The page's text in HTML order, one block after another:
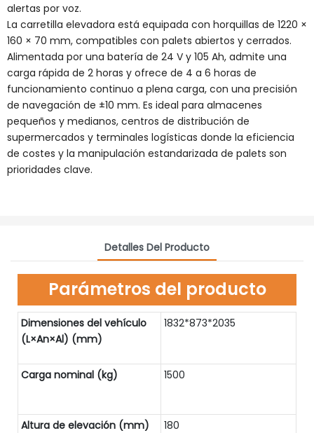
alertas por voz.
La carretilla elevadora está equipada con horquillas de 1220 ×
160 × 70 mm, compatibles con palets abiertos y cerrados.
Alimentada por una batería de 24 V y 105 Ah, admite una
carga rápida de 2 horas y ofrece de 4 a 6 horas de
funcionamiento continuo a plena carga, con una precisión
de navegación de ±10 mm. Es ideal para almacenes
pequeños y medianos, centros de distribución de
supermercados y terminales logísticas donde la eficiencia
de costes y la manipulación estandarizada de palets son
prioridades clave.
Detalles Del Producto
Parámetros del producto
Dimensiones del vehículo
(L×An×Al) (mm)
1832*873*2035
Carga nominal (kg) 1500
Altura de elevación (mm) 180